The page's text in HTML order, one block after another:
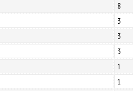
8
3
3
3
1
1